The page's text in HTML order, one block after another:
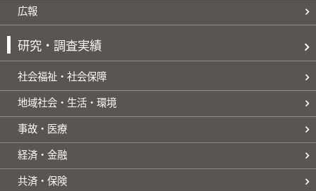
広報
研究・調査実績
社会福祉・社会保障
地域社会・生活・環境
事故・医療
経済・金融
共済・保険